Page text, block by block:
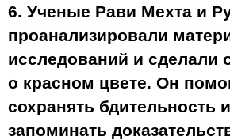
6. Ученые Рави Мехта и
проанализировали
исследований и
о красном цвете. Он
сохранять бдительность
запоминать